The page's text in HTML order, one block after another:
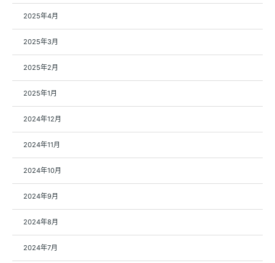
2025年4月
2025年3月
2025年2月
2025年1月
2024年12月
2024年11月
2024年10月
2024年9月
2024年8月
2024年7月